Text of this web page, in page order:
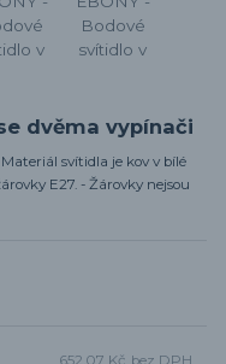
dvěma vypínači
svítidla je kov v bílé
E27. - Žárovky nejsou
652,07 Kč bez DPH